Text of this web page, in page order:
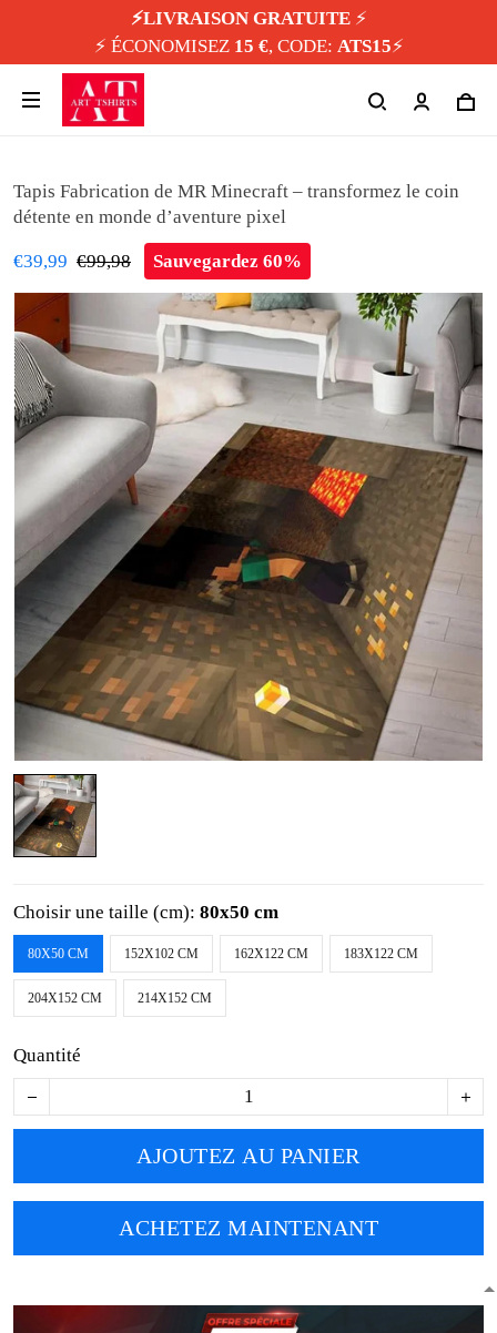
⚡️LIVRAISON GRATUITE⚡️
⚡️ ÉCONOMISEZ 15 €, CODE: ATS15⚡️
Tapis Fabrication de MR Minecraft – transformez le coin
détente en monde d’aventure pixel
€39,99 €99,98 Sauvegardez 60%
Choisir une taille (cm): 80x50 cm
80X50 CM 152X102 CM 162X122 CM 183X122 CM
204X152 CM 214X152 CM
Quantité
AJOUTEZ AU PANIER
ACHETEZ MAINTENANT